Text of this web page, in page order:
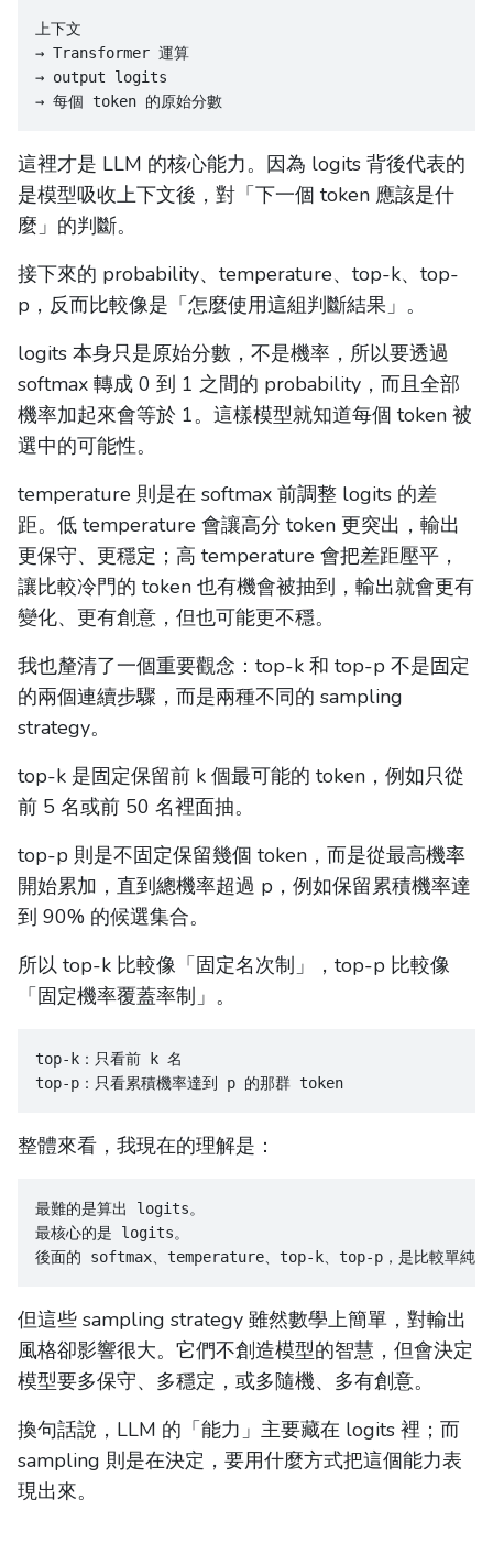
上下文
→ Transformer 運算
→ output logits
→ 每個 token 的原始分數
這裡才是 LLM 的核心能力。因為 logits 背後代表的
是模型吸收上下文後，對「下一個 token 應該是什
麼」的判斷。
接下來的 probability、temperature、top-k、top-
p，反而比較像是「怎麼使用這組判斷結果」。
logits 本身只是原始分數，不是機率，所以要透過
softmax 轉成 0 到 1 之間的 probability，而且全部
機率加起來會等於 1。這樣模型就知道每個 token 被
選中的可能性。
temperature 則是在 softmax 前調整 logits 的差
距。低 temperature 會讓高分 token 更突出，輸出
更保守、更穩定；高 temperature 會把差距壓平，
讓比較冷門的 token 也有機會被抽到，輸出就會更有
變化、更有創意，但也可能更不穩。
我也釐清了一個重要觀念：top-k 和 top-p 不是固定
的兩個連續步驟，而是兩種不同的 sampling
strategy。
top-k 是固定保留前 k 個最可能的 token，例如只從
前 5 名或前 50 名裡面抽。
top-p 則是不固定保留幾個 token，而是從最高機率
開始累加，直到總機率超過 p，例如保留累積機率達
到 90% 的候選集合。
所以 top-k 比較像「固定名次制」，top-p 比較像
「固定機率覆蓋率制」。
top-k：只看前 k 名
top-p：只看累積機率達到 p 的那群 token
整體來看，我現在的理解是：
最難的是算出 logits。
最核心的是 logits。
後面的 softmax、temperature、top-k、top-p，是比較單純的
但這些 sampling strategy 雖然數學上簡單，對輸出
風格卻影響很大。它們不創造模型的智慧，但會決定
模型要多保守、多穩定，或多隨機、多有創意。
換句話說，LLM 的「能力」主要藏在 logits 裡；而
sampling 則是在決定，要用什麼方式把這個能力表
現出來。